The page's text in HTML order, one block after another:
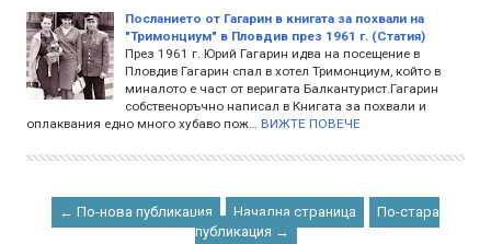
Посланието от Гагарин в книгата за похвали на
"Тримонциум" в Пловдив през 1961 г. (Статия)
През 1961 г. Юрий Гагарин идва на посещение в
Пловдив Гагарин спал в хотел Тримонциум, който в
миналото е част от веригата Балкантурист.Гагарин
собственоръчно написал в Книгата за похвали и
оплаквания едно много хубаво пож…
ВИЖТЕ ПОВЕЧЕ
← По-нова публикация Начална страница
По-стара
публикация →